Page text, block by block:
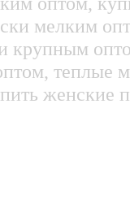
мелким
крупным
теплые
женские